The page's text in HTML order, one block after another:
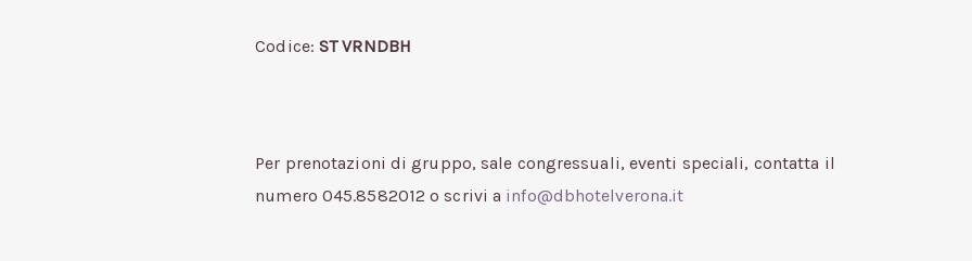
Codice:ST VRNDBH
Per prenotazioni di gruppo, sale congressuali, eventi speciali, contatta il
numero 045.8582012 o scrivi a info@dbhotelverona.it